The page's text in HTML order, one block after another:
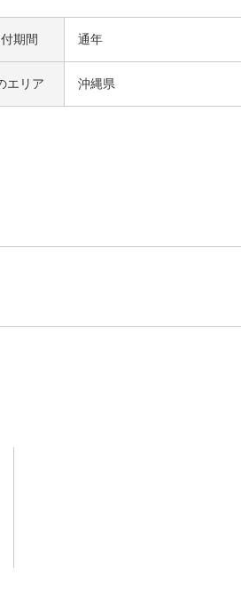
期間 通年
エリア 沖縄県